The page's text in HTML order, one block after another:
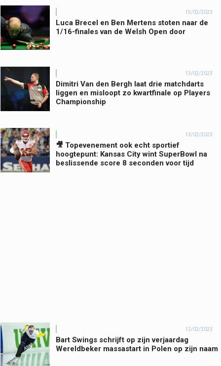
15/02/2023
Luca Brecel en Ben Mertens stoten naar de
1/16-finales van de Welsh Open door
13/02/2023
Dimitri Van den Bergh laat drie matchdarts
liggen en misloopt zo kwartfinale op Players
Championship
13/02/2023
🎥 Topevenement ook echt sportief
hoogtepunt: Kansas City wint SuperBowl na
beslissende score 8 seconden voor tijd
12/02/2023
Bart Swings schrijft op zijn verjaardag
Wereldbeker massastart in Polen op zijn naam